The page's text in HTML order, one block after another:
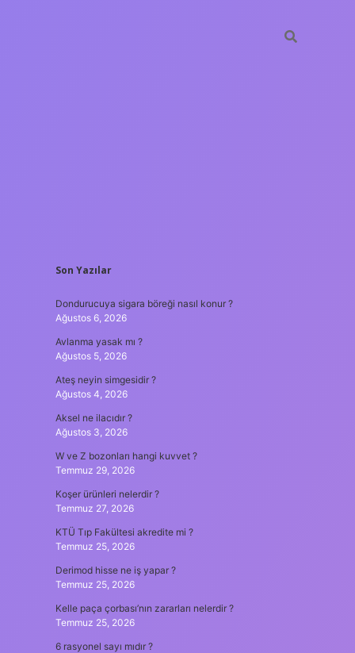
SIDEBAR
Son Yazılar
Dondurucuya sigara böreği nasıl konur ?
Ağustos 6, 2026
Avlanma yasak mı ?
Ağustos 5, 2026
Ateş neyin simgesidir ?
Ağustos 4, 2026
Aksel ne ilacıdır ?
Ağustos 3, 2026
W ve Z bozonları hangi kuvvet ?
Temmuz 29, 2026
Koşer ürünleri nelerdir ?
Temmuz 27, 2026
KTÜ Tıp Fakültesi akredite mi ?
Temmuz 25, 2026
Derimod hisse ne iş yapar ?
Temmuz 25, 2026
Kelle paça çorbası’nın zararları nelerdir ?
Temmuz 25, 2026
6 rasyonel sayı mıdır ?